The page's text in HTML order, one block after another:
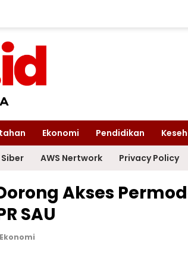
Ekonomi Pendidikan
AWS Nertwork Privacy Policy
Akses
SAU
Ekonomi